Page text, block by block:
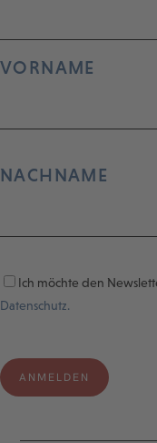
VORNAME
NACHNAME
Ich möchte den
Datenschutz.